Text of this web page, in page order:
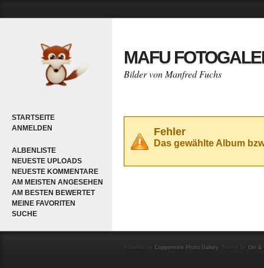
STARTSEITE
ANMELDEN
ALBENLISTE
NEUESTE UPLOADS
NEUESTE KOMMENTARE
AM MEISTEN ANGESEHEN
AM BESTEN BEWERTET
MEINE FAVORITEN
SUCHE
MAFU
Bilder von Manfred Fuchs
Fehler
Das gewählte Album
Powered by Coppermine Photo Gallery. Theme by Gin &